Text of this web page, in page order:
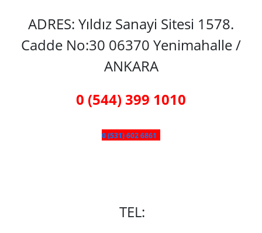
ADRES: Yıldız Sanayi Sitesi 1578.
Cadde No:30 06370 Yenimahalle /
ANKARA
0 (544) 399 1010
0 (531) 602 6861
TEL: